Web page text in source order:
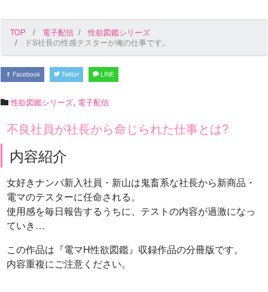
TOP 電子配信
性欲図鑑シリーズ
ドS社長の性感テスターが俺の仕事です。
Facebook Twitter LINE
性欲図鑑シリーズ, 電子配信
不良社員が社長から命じられた仕事とは?
内容紹介
女好きナンパ新入社員・新山は鬼畜系な社長から新商品・
電マのテスターに任命される。
使用感を毎日報告するうちに、テストの内容が過激になっ
ていき…
この作品は『電マH性欲図鑑』収録作品の分冊版です。
内容重複にご注意ください。